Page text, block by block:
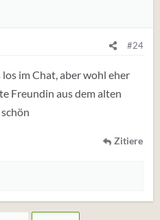
#24
im Chat, aber wohl eher
Freundin aus dem alten
Zitiere